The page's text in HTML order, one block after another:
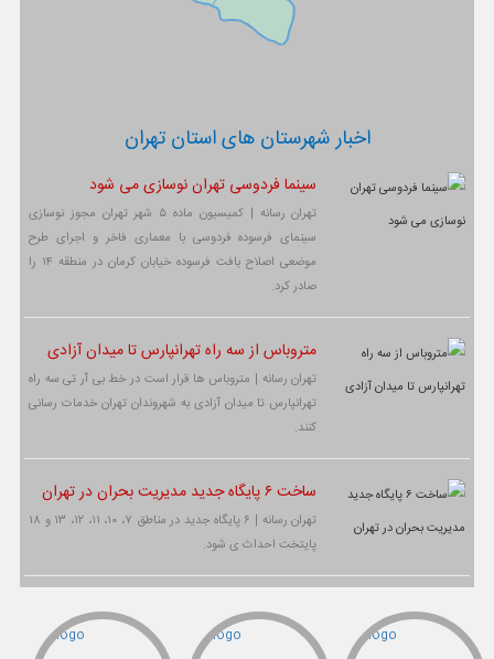
اخبار شهرستان های استان تهران
سینما فردوسی تهران نوسازی می شود
تهران رسانه | کمیسیون ماده ۵ شهر تهران مجوز نوسازی
سینمای فرسوده فردوسی با معماری فاخر و اجرای طرح
موضعی اصلاح بافت فرسوده خیابان کرمان در منطقه ۱۴ را
صادر کرد.
متروباس از سه راه تهرانپارس تا میدان آزادی
تهران رسانه | متروباس ها قرار است در خط بی آر تی سه راه
تهرانپارس تا میدان آزادی به شهروندان تهران خدمات رسانی
کنند.
ساخت ۶ پایگاه جدید مدیریت بحران در تهران
تهران رسانه | ۶ پایگاه جدید در مناطق ۷، ۱۰، ۱۱، ۱۲، ۱۳ و ۱۸
پایتخت احداث ی شود.